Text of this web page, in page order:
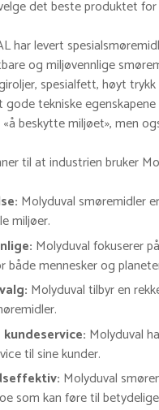
det beste produktet for
har levert
og miljøvennlige
spesialfett, høyt
gode tekniske
beskytte miljøet», men
til at industrien bruker
Molyduval smøremidler
miljøer.
Molyduval fokuserer
både mennesker og
Molyduval tilbyr en
Molyduval
til sine kunder.
Molyduval
som kan føre til